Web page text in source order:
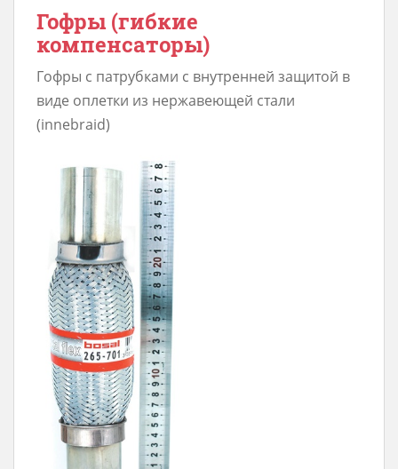
Гофры (гибкие
компенсаторы)
Гофры с патрубками с внутренней защитой в
виде оплетки из нержавеющей стали
(innebraid)